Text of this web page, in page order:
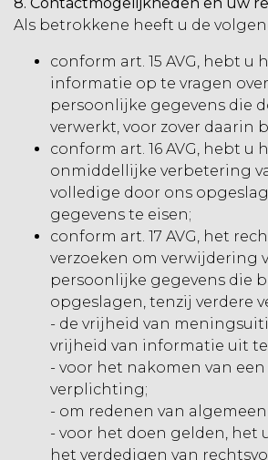
Als betrokkene heeft u de
conform art. 15 AVG, hebt u
informatie op te vragen
persoonlijke gegevens die
verwerkt, voor zover daarin
conform art. 16 AVG, hebt u
onmiddellijke verbetering
volledige door ons
gegevens te eisen;
conform art. 17 AVG, het
verzoeken om verwijdering
persoonlijke gegevens die
opgeslagen, tenzij verdere
- de vrijheid van
vrijheid van informatie uit
- voor het nakomen van
verplichting;
- om redenen van
- voor het doen gelden, het
het verdedigen van